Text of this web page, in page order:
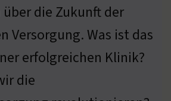
über die Zukunft der
Versorgung. Was ist das
erfolgreichen Klinik?
die